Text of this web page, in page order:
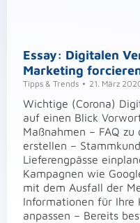
Essay: Digitalen
Marketing
Tipps & Trends 21. März
Wichtige (Corona)
auf einen Blick
Maßnahmen – FAQ
erstellen –
Lieferengpässe
Kampagnen wie
mit dem Ausfall der
Informationen für Ihre
anpassen – Bereits